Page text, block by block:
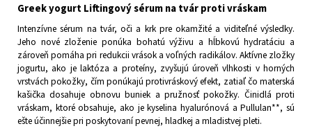
Greek yogurt Liftingový sérum na tvár proti vráskam
Intenzívne sérum na tvár, oči a krk pre okamžité a viditeľné výsledky.
Jeho nové zloženie ponúka bohatú výživu a hĺbkovú hydratáciu a
zároveň pomáha pri redukcii vrások a voľných radikálov. Aktívne zložky
jogurtu, ako je laktóza a proteíny, zvyšujú úroveň vlhkosti v horných
vrstvách pokožky, čím ponúkajú protivráskový efekt, zatiaľ čo materská
kašička dosahuje obnovu buniek a pružnosť pokožky. Činidlá proti
vráskam, ktoré obsahuje, ako je kyselina hyalurónová a Pullulan**, sú
ešte účinnejšie pri poskytovaní pevnej, hladkej a mladistvej pleti.